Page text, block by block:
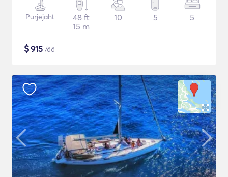
Purjejaht
48 ft
15 m
10 5 5
$915 /öö